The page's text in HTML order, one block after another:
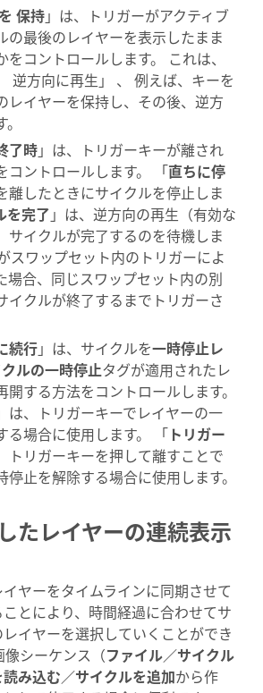
保持」は、トリガーがアクティブ
の最後のレイヤーを表示したまま
をコントロールします。 これは、
逆方向に再生」 、 例えば、キーを
レイヤーを保持し、その後、逆方
了時」は、トリガーキーが離され
コントロールします。 「直ちに停
離したときにサイクルを停止しま
を完了 」は、逆方向の再生（有効な
サイクルが完了するのを待機しま
スワップセット内のトリガーによ
場合、同じスワップセット内の別
イクルが終了するまでトリガーさ
続行」は、サイクルを一時停止レ
ルの一時停止タグが適用されたレ
開する方法をコントロールします。
は、トリガーキーでレイヤーの一
る場合に使用します。 「 トリガー
トリガーキーを押して離すことで
停止を解除する場合に使用します。
たレイヤーの連続表示
ヤーをタイムラインに同期させて
とにより、時間経過に合わせてサ
イヤーを選択していくことができ
像シーケンス（ファイル／サイクル
み込む／サイクルを追加から作